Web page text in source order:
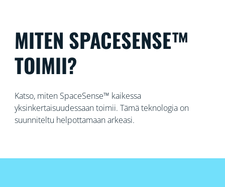
MITEN SPACESENSE™
TOIMII?
Katso, miten SpaceSense™ kaikessa
yksinkertaisuudessaan toimii. Tämä teknologia on
suunniteltu helpottamaan arkeasi.